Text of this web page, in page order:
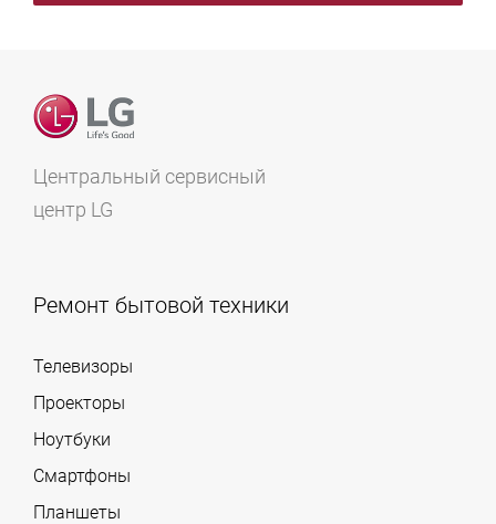
Центральный сервисный
центр LG
Ремонт бытовой техники
Телевизоры
Проекторы
Ноутбуки
Смартфоны
Планшеты